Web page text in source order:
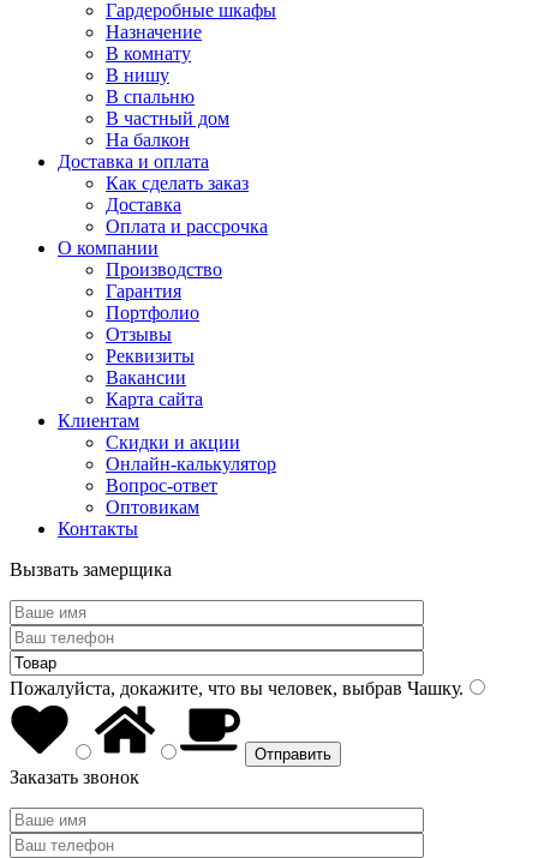
Гардеробные шкафы
Назначение
В комнату
В нишу
В спальню
В частный дом
На балкон
Доставка и оплата
Как сделать заказ
Доставка
Оплата и рассрочка
О компании
Производство
Гарантия
Портфолио
Отзывы
Реквизиты
Вакансии
Карта сайта
Клиентам
Скидки и акции
Онлайн-калькулятор
Вопрос-ответ
Оптовикам
Контакты
Вызвать замерщика
Пожалуйста, докажите, что вы человек, выбрав Чашку.
Заказать звонок